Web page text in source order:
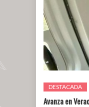
DESTACADA
Avanza en